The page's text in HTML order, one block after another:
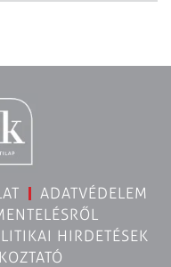
ADATVÉDELEM
HIRDETÉSEK